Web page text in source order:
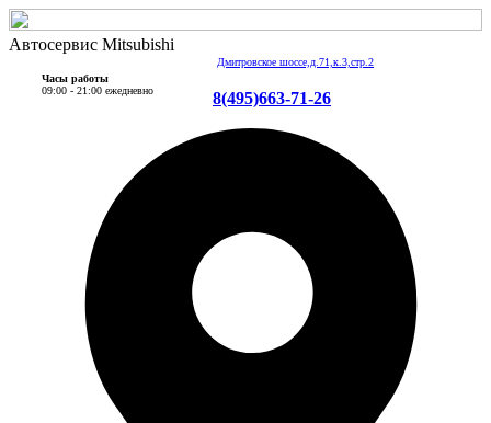
Автосервис Mitsubishi
Дмитровское шоссе,д.71,к.3,стр.2
Часы работы
09:00 - 21:00 ежедневно
8(495)663-71-26